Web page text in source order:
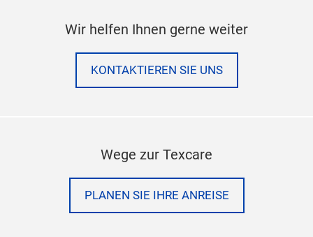
Wir helfen Ihnen gerne weiter
KONTAKTIEREN SIE UNS
Wege zur Texcare
PLANEN SIE IHRE ANREISE